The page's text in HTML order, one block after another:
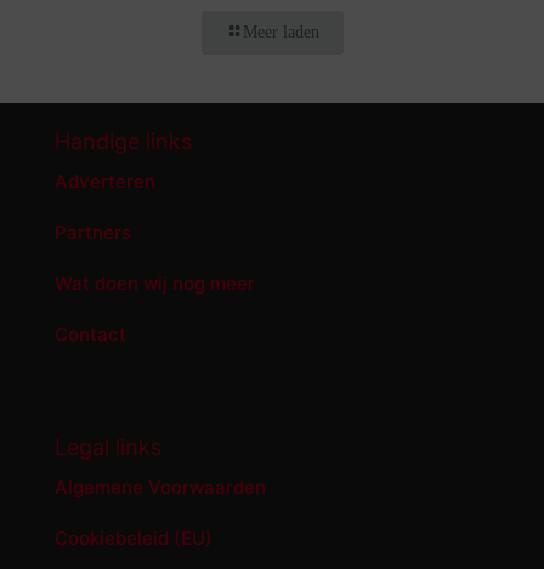
Meer laden
Handige links
Adverteren
Partners
Wat doen wij nog meer
Contact
Legal links
Algemene Voorwaarden
Cookiebeleid (EU)